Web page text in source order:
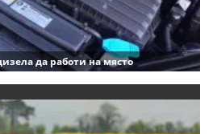
да работи на място